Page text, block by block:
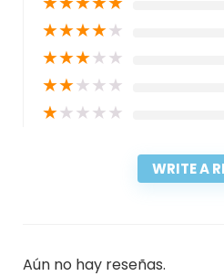
★★★★★
★★★★★
★★★★★
★★★★★
WRITE A
Aún no hay reseñas.